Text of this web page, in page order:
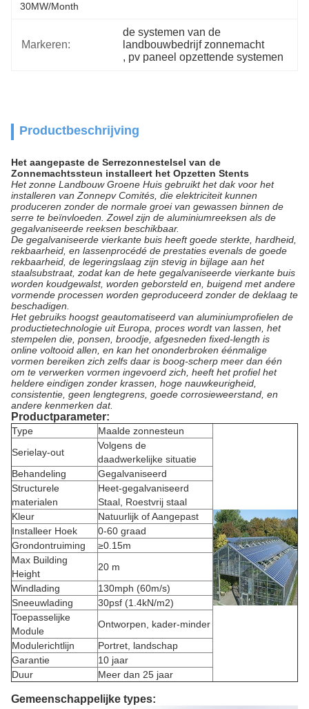
30MW/month
Markeren:
de systemen van de
landbouwbedrijf zonnemacht
, pv paneel opzettende systemen
Productbeschrijving
Het aangepaste de Serrezonnestelsel van de
Zonnemachtssteun installeert het Opzetten Stents
Het zonne Landbouw Groene Huis gebruikt hetdakvoor het
installeren van Zonnepv Comités , die elektriciteit kunnen
produceren zonder de normale groei van gewassen binnen de
serre te beïnvloeden . Zowelzijn de aluminiumreeksen als de
gegalvaniseerde reeksen beschikbaar.
De gegalvaniseerde vierkante buis heeft goede sterkte, hardheid,
rekbaarheid, en lassenprocédé de prestaties evenals de goede
rekbaarheid, de legeringslaag zijn stevig in bijlage aan het
staalsubstraat, zodat kan de hete gegalvaniseerde vierkante buis
worden koudgewalst, worden geborsteld en, buigend met andere
vormende processen worden geproduceerd zonder de deklaag te
beschadigen.
Het gebruiks hoogst geautomatiseerd van aluminiumprofielen de
productietechnologie uit Europa, proces wordt van lassen, het
stempelen die, ponsen, broodje, afgesneden fixed-length is
online voltooid allen, en kan het ononderbroken éénmalige
vormen bereiken zich zelfs daar is boog-scherp meer dan één
om te verwerken vormen ingevoerd zich, heeft het profiel het
heldere eindigen zonder krassen, hoge nauwkeurigheid,
consistentie, geen lengtegrens, goede corrosieweerstand, en
andere kenmerken dat.
Productparameter:
Type
Maalde zonnesteun
Serielay-out
Volgens de
daadwerkelijke situatie
Behandeling
Gegalvaniseerd
Structurele
materialen
Heet-gegalvaniseerd
Staal, Roestvrij staal
Kleur
Natuurlijk of Aangepast
Installeer Hoek
0-60 graad
Grondontruiming
≥0.15m
Max Building
Height
20 m
Windlading
130mph (60m/s)
Sneeuwlading
30psf (1.4kN/m2)
Toepasselijke
Module
Ontworpen, kader-minder
Modulerichtlijn
Portret, landschap
Garantie
10 jaar
Duur
Meer dan 25 jaar
Gemeenschappelijke types: